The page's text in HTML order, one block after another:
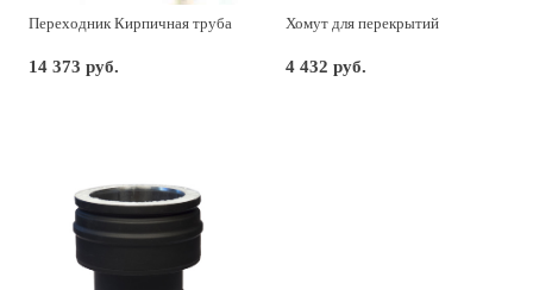
Переходник Кирпичная труба
14 373 руб.
Хомут для перекрытий
4 432 руб.